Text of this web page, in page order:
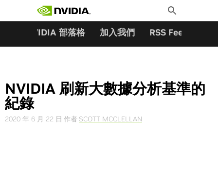
Toggle
Search
NVIDIA 部落格 加入我們 RSS Feeds
NVIDIA 刷新大數據分析基準的
紀錄
2020 年 6 月 22 日 作者 SCOTT MCCLELLAN